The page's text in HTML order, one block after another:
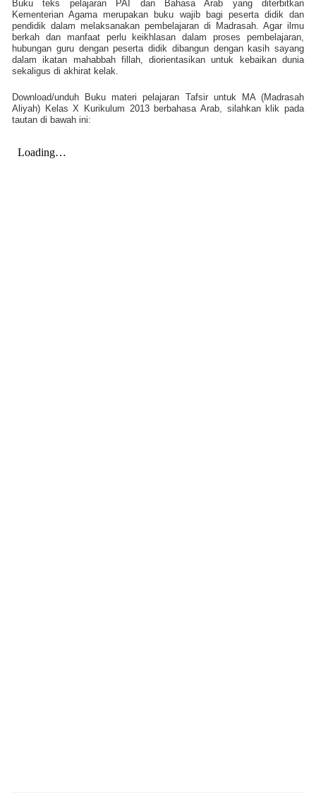
Buku teks pelajaran PAI dan Bahasa Arab yang diterbitkan
Kementerian Agama merupakan buku wajib bagi peserta didik dan
pendidik dalam melaksanakan pembelajaran di Madrasah. Agar ilmu
berkah dan manfaat perlu keikhlasan dalam proses pembelajaran,
hubungan guru dengan peserta didik dibangun dengan kasih sayang
dalam ikatan mahabbah fillah, diorientasikan untuk kebaikan dunia
sekaligus di akhirat kelak.
Download/unduh Buku materi pelajaran Tafsir untuk MA (Madrasah
Aliyah) Kelas X Kurikulum 2013 berbahasa Arab, silahkan klik pada
tautan di bawah ini: